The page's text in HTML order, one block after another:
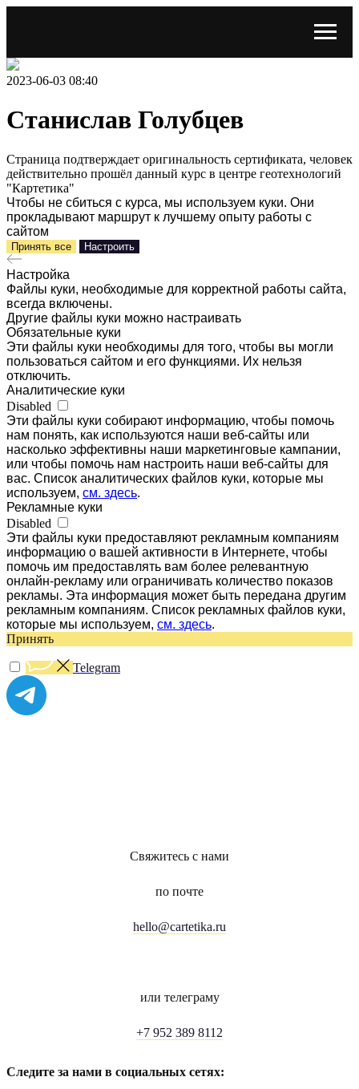
2023-06-03 08:40
Станислав Голубцев
Страница подтверждает оригинальность сертификата, человек
действительно прошёл данный курс в центре геотехнологий
"Картетика"
Чтобы не сбиться с курса, мы используем куки. Они
прокладывают маршрут к лучшему опыту работы с
сайтом
Принять все Настроить
Настройка
Файлы куки, необходимые для корректной работы сайта,
всегда включены.
Другие файлы куки можно настраивать
Обязательные куки
Эти файлы куки необходимы для того, чтобы вы могли
пользоваться сайтом и его функциями. Их нельзя
отключить.
Аналитические куки
Disabled
Эти файлы куки собирают информацию, чтобы помочь
нам понять, как используются наши веб-сайты или
насколько эффективны наши маркетинговые кампании,
или чтобы помочь нам настроить наши веб-сайты для
вас. Список аналитических файлов куки, которые мы
используем, см. здесь.
Рекламные куки
Disabled
Эти файлы куки предоставляют рекламным компаниям
информацию о вашей активности в Интернете, чтобы
помочь им предоставлять вам более релевантную
онлайн-рекламу или ограничивать количество показов
рекламы. Эта информация может быть передана другим
рекламным компаниям. Список рекламных файлов куки,
которые мы используем, см. здесь.
Принять
Telegram
Свяжитесь с нами
по почте
hello@cartetika.ru
или телеграму
+7 952 389 8112
Следите за нами в социальных сетях: